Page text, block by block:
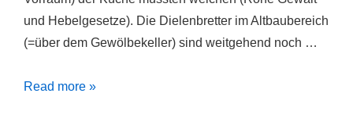
und Hebelgesetze). Die Dielenbretter im Altbaubereich
(=über dem Gewölbekeller) sind weitgehend noch …
Ausgrabungen
Read more »